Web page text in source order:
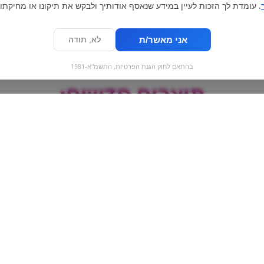
מוצרים חדשים:
. עומדת לך הזכות לעיין במידע שנאסף אודותיך ולבקש את תיקונו או
אני מאשר/ת לא, תודה
בהתאם לחוק הגנת הפרטיות, התשמ"א-1981